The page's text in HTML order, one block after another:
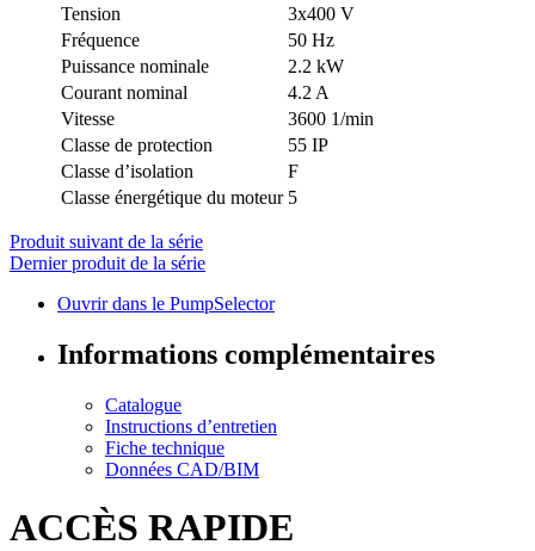
Tension
3x400 V
Fréquence
50 Hz
Puissance nominale
2.2 kW
Courant nominal
4.2 A
Vitesse
3600 1/min
Classe de protection
55 IP
Classe d’isolation
F
Classe énergétique du moteur 5
Produit suivant de la série
Dernier produit de la série
Ouvrir dans le PumpSelector
Informations complémentaires
Catalogue
Instructions d’entretien
Fiche technique
Données CAD/BIM
ACCÈS RAPIDE